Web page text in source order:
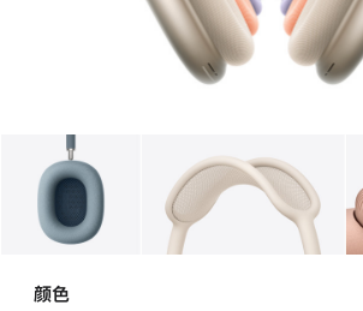
图库 1 图库 图像
颜色